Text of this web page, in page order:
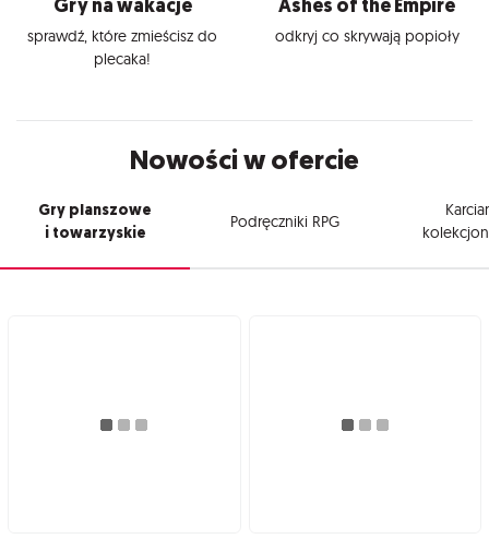
Gry na wakacje
sprawdź, które zmieścisz do
plecaka!
Ashes of the Empire
odkryj co skrywają popioły
Nowości w ofercie
Gry planszowe
i towarzyskie
Podręczniki RPG